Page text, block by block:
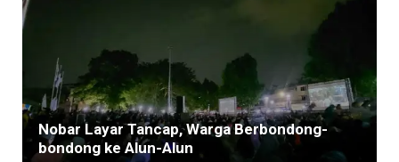
Nobar Layar Tancap, Warga Berbondong-
bondong ke Alun-Alun